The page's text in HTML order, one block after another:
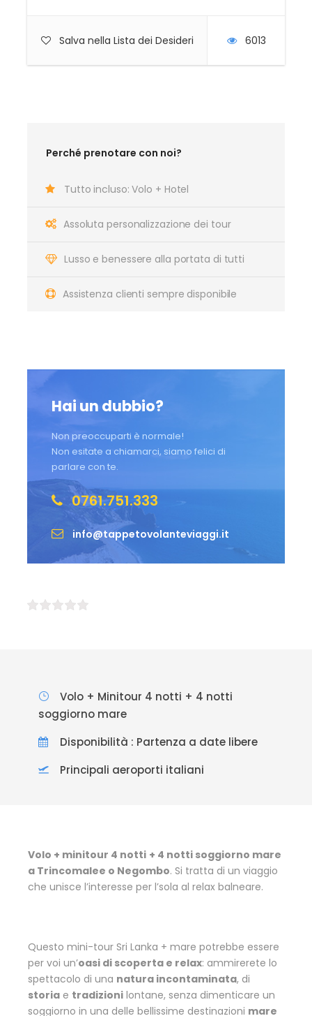
Salva nella Lista dei Desideri 6013
Perché prenotare con noi?
Tutto incluso: Volo + Hotel
Assoluta personalizzazione dei tour
Lusso e benessere alla portata di tutti
Assistenza clienti sempre disponibile
Hai un dubbio?
Non preoccuparti è normale!
Non esitate a chiamarci, siamo felici di
parlare con te.
0761.751.333
info@tappetovolanteviaggi.it
Volo + Minitour 4 notti + 4 notti
soggiorno mare
Disponibilità : Partenza a date libere
Principali aeroporti italiani
Volo + minitour 4 notti + 4 notti soggiorno mare
a Trincomalee o Negombo. Si tratta di un viaggio
che unisce l’interesse per l’sola al relax balneare.
Questo mini-tour Sri Lanka + mare potrebbe essere
per voi un’oasi di scoperta e relax: ammirerete lo
spettacolo di una natura incontaminata, di
storia e tradizioni lontane, senza dimenticare un
soggiorno in una delle bellissime destinazioni mare